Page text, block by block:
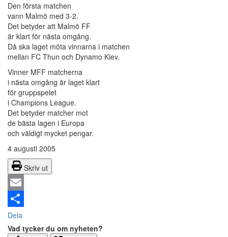
Den första matchen
vann Malmö med 3-2.
Det betyder att Malmö FF
är klart för nästa omgång.
Då ska laget möta vinnarna i matchen
mellan FC Thun och Dynamo Kiev.
Vinner MFF matcherna
i nästa omgång är laget klart
för gruppspelet
i Champions League.
Det betyder matcher mot
de bästa lagen i Europa
och väldigt mycket pengar.
4 augusti 2005
Skriv ut
Email
Dela
Vad tycker du om nyheten?